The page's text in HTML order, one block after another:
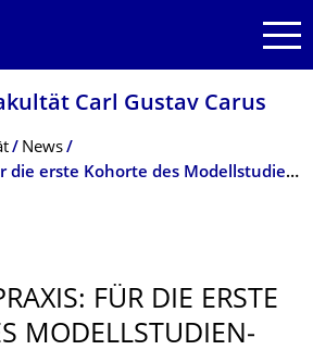
Carl Gustav Carus
News
Rein in die Praxis: Für die erste Kohorte des Modellstudiengangs MEDiC der TU Dresden beginnt das Praktische Jahr
FÜR DIE ERSTE
MODELLSTUDIEN­